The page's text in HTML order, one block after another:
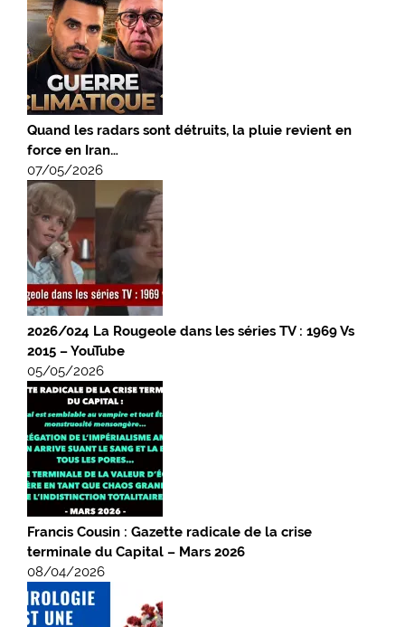
Quand les radars sont détruits, la pluie revient en
force en Iran…
07/05/2026
2026/024 La Rougeole dans les séries TV : 1969 Vs
2015 – YouTube
05/05/2026
Francis Cousin : Gazette radicale de la crise
terminale du Capital – Mars 2026
08/04/2026